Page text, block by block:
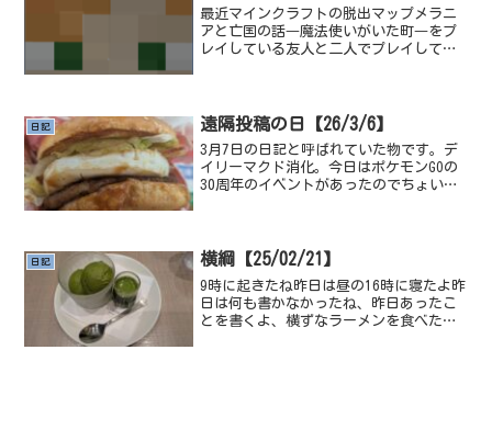
最近マインクラフトの脱出マップメラニ
アと亡国の話―魔法使いがいた町―をプ
レイしている友人と二人でプレイしてる
編は現在作成中らしい、頑...
日記 遠隔投稿の日【26/3/6】
3月7日の日記と呼ばれていた物です。デ
イリーマクド消化。今日はポケモンGOの
30周年のイベントがあったのでちょい乱
える...
日記 横綱【25/02/21】
9時に起きたね昨日は昼の16時に寝たよ昨
日は何も書かなかったね、昨日あったこ
とを書くよ、横ずなラーメンを食べた、